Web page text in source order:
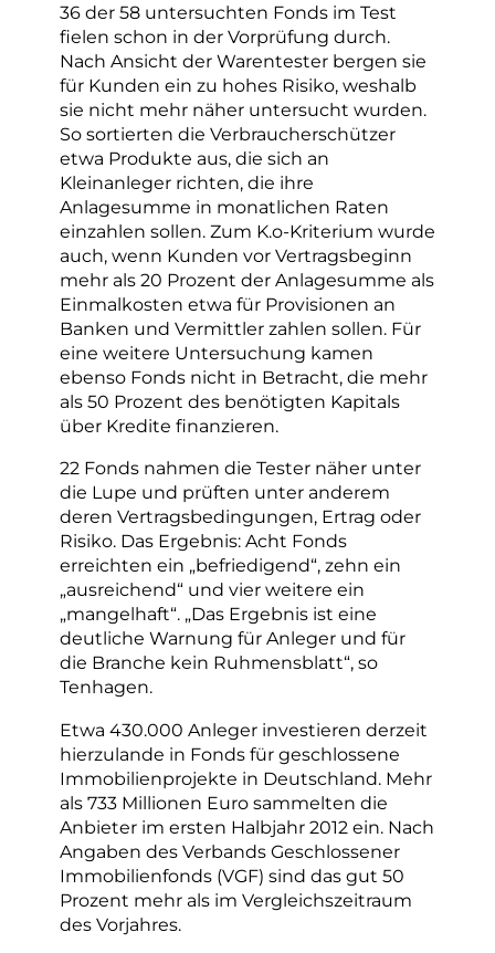
36 der 58 untersuchten Fonds im Test
fielen schon in der Vorprüfung durch.
Nach Ansicht der Warentester bergen sie
für Kunden ein zu hohes Risiko, weshalb
sie nicht mehr näher untersucht wurden.
So sortierten die Verbraucherschützer
etwa Produkte aus, die sich an
Kleinanleger richten, die ihre
Anlagesumme in monatlichen Raten
einzahlen sollen. Zum K.o-Kriterium wurde
auch, wenn Kunden vor Vertragsbeginn
mehr als 20 Prozent der Anlagesumme als
Einmalkosten etwa für Provisionen an
Banken und Vermittler zahlen sollen. Für
eine weitere Untersuchung kamen
ebenso Fonds nicht in Betracht, die mehr
als 50 Prozent des benötigten Kapitals
über Kredite finanzieren.
22 Fonds nahmen die Tester näher unter
die Lupe und prüften unter anderem
deren Vertragsbedingungen, Ertrag oder
Risiko. Das Ergebnis: Acht Fonds
erreichten ein „befriedigend“, zehn ein
„ausreichend“ und vier weitere ein
„mangelhaft“. „Das Ergebnis ist eine
deutliche Warnung für Anleger und für
die Branche kein Ruhmensblatt“, so
Tenhagen.
Etwa 430.000 Anleger investieren derzeit
hierzulande in Fonds für geschlossene
Immobilienprojekte in Deutschland. Mehr
als 733 Millionen Euro sammelten die
Anbieter im ersten Halbjahr 2012 ein. Nach
Angaben des Verbands Geschlossener
Immobilienfonds (VGF) sind das gut 50
Prozent mehr als im Vergleichszeitraum
des Vorjahres.